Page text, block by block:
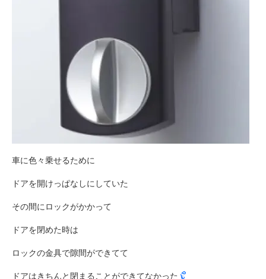
車に色々乗せるために
ドアを開けっぱなしにしていた
その間にロックがかかって
ドアを閉めた時は
ロックの金具で隙間ができてて
ドアはきちんと閉まることができてなかった